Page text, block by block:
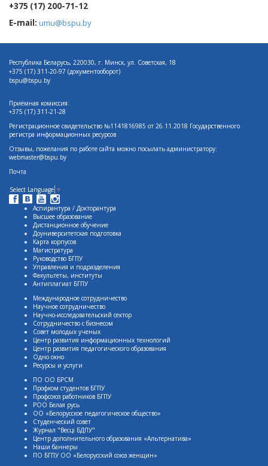
+375 (17) 200-71-12
E-mail: umu@bspu.by
Республика Беларусь, 220030, г. Минск, ул. Советская, 18
+375 (17) 311-20-97 (документооборот)
bspu@bspu.by
Приёмная комиссия:
+375 (17) 311-21-28
Регистрационное свидетельство №1141816985 от 26.11.2018 Государственного
регистра информационных ресурсов
Отзывы, пожелания по работе сайта можно посылать администратору:
webmaster@bspu.by
Почта
Select Language ▼
Аспирантура / Докторантура
Высшее образование
Дистанционное обучение
Доуниверситетская подготовка
Карта корпусов
Магистратура
Руководство БГПУ
Управления и подразделения
Факультеты, институты
Антиплагиат БГПУ
Международное сотрудничество
Научное сотрудничество
Научно-исследовательский сектор
Сотрудничество с бизнесом
Совет молодых ученых
Центр развития информационных технологий
Центр развития педагогического образования
Одно окно
Ресурсы и услуги
ПО ОО БРСМ
Профком студентов БГПУ
Профсоюз работников БГПУ
РОО Белая русь
ОО «Белорусское педагогическое общество»
Студенческий совет
Журнал "Весцi БДПУ"
Центр дополнительного образования «Альтернатива»
Наши баннеры
ПО БГПУ ОО «Белорусский союз женщин»